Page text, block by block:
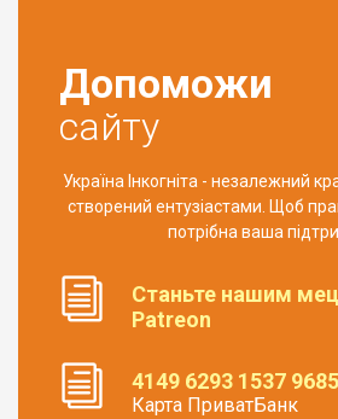
Допоможи
сайту
Україна Інкогніта - незалежний
створений ентузіастами. Щоб
потрібна ваша
Станьте нашим
Patreon
4149 6293 1537 9685
Карта ПриватБанк